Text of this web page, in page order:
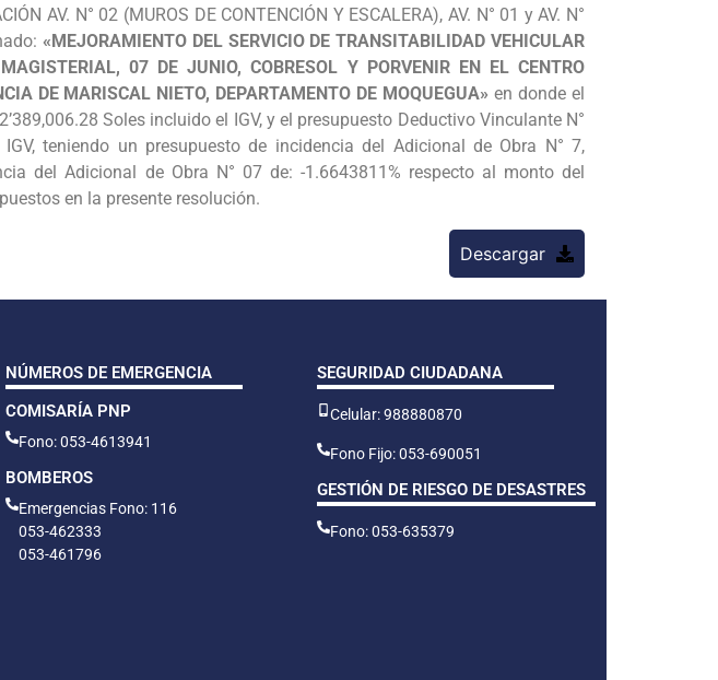
AV. N° 02 (MUROS DE CONTENCIÓN Y ESCALERA), AV. N° 01 y AV. N°
«MEJORAMIENTO DEL SERVICIO DE TRANSITABILIDAD VEHICULAR
07 DE JUNIO, COBRESOL Y PORVENIR EN EL CENTRO
DE MARISCAL NIETO, DEPARTAMENTO DE MOQUEGUA» en donde el
Soles incluido el IGV, y el presupuesto Deductivo Vinculante N°
teniendo un presupuesto de incidencia del Adicional de Obra N° 7,
del Adicional de Obra N° 07 de: -1.6643811% respecto al monto del
en la presente resolución.
Descargar
NÚMEROS DE EMERGENCIA
COMISARÍA PNP
Fono: 053-4613941
BOMBEROS
Emergencias Fono: 116
053-462333
053-461796
SEGURIDAD CIUDADANA
Celular: 988880870
Fono Fijo: 053-690051
GESTIÓN DE RIESGO DE DESASTRES
Fono: 053-635379